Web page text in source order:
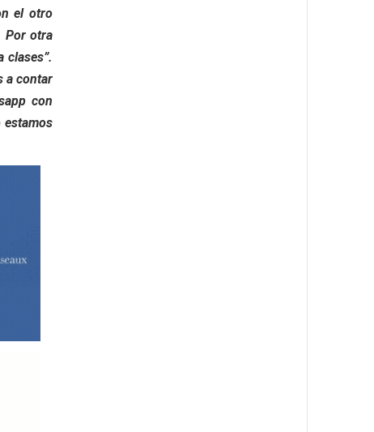
el otro
Por otra
clases”.
a contar
con
estamos